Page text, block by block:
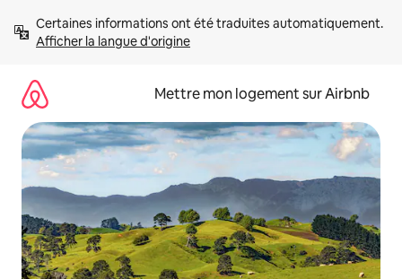
directement
Afficher la langue d'origine
Mettre mon logement sur Airbnb